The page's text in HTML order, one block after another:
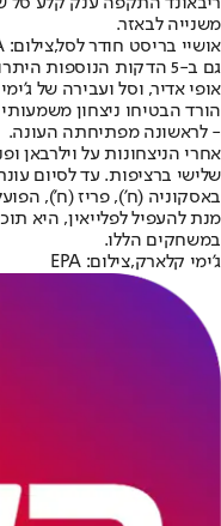
משנייה לבאזר.
אושיי בריסט חודר לסל,צילום: EPA
גם ב-5 הדקות הנוספות
אופי אדיר, וסל ועבירה של
- לראשונה מפתיחתה העונה.
אחרי הניצחונות על וילרבאן
שלישי ברציפות. עד לסיום
באסקוניה (ח'), פריז (ח'),
מנת להעפיל לפלייאין, היא
במשחקים הללו.
ג'ימי קלארק,צילום: EPA